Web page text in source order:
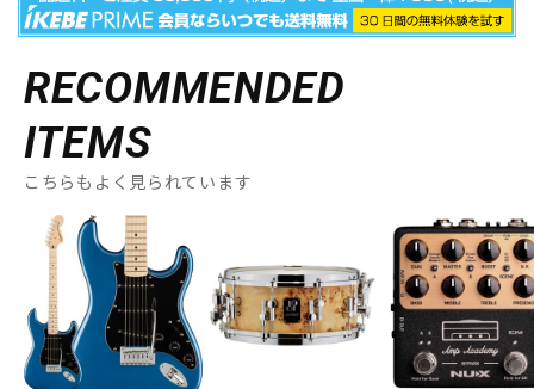
RECOMMENDED
ITEMS
こちらもよく見られています